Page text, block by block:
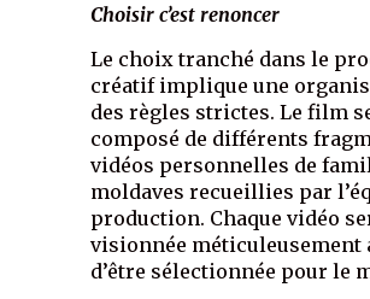
Choisir c’est renoncer
Le choix tranché dans le
créatif implique une
des règles strictes. Le film
composé de différents
vidéos personnelles de
moldaves recueillies par
production. Chaque vidéo
visionnée méticuleusement
d’être sélectionnée pour le